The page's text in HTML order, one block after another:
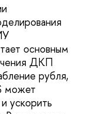
основным
ДКП
рубля,
может
ускорить